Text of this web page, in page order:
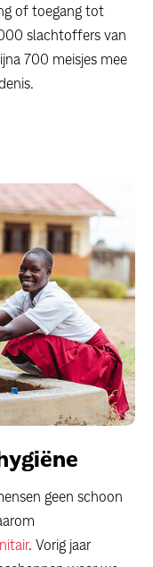
of toegang tot
slachtoffers van
700 meisjes mee
geen schoon
. Vorig jaar